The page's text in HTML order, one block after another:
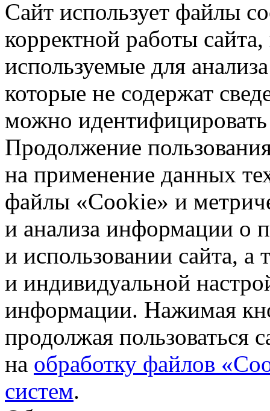
Сайт использует файлы
корректной работы
используемые для
которые не содержат
можно идентифицировать
Продолжение
на применение данных
файлы «Cookie» и
и анализа информации о
и использовании сайта,
и индивидуальной
информации. Нажимая
продолжая пользоваться
на обработку файлов
систем.